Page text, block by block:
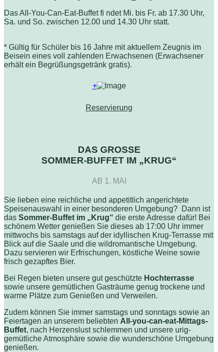
Das All-You-Can-Eat-Buffet fi ndet Mi. bis Fr. ab 17.30 Uhr,
Sa. und So. zwischen 12.00 und 14.30 Uhr statt.
* Gültig für Schüler bis 16 Jahre mit aktuellem Zeugnis im
Beisein eines voll zahlenden Erwachsenen (Erwachsener
erhält ein Begrüßungsgetränk gratis).
+
Reservierung
DAS GROSSE
SOMMER-BUFFET IM „KRUG“
AB 1. MAI
Sie lieben eine reichliche und appetitlich angerichtete
Speisenauswahl in einer besonderen Umgebung? Dann ist
das Sommer-Buffet im „Krug“ die erste Adresse dafür! Bei
schönem Wetter genießen Sie dieses ab 17:00 Uhr immer
mittwochs bis samstags auf der idyllischen Krug-Terrasse mit
Blick auf die Saale und die wildromantische Umgebung.
Dazu servieren wir Erfrischungen, köstliche Weine sowie
frisch gezapftes Bier.
Bei Regen bieten unsere gut geschützte Hochterrasse
sowie unsere gemütlichen Gasträume genug trockene und
warme Plätze zum Genießen und Verweilen.
Zudem können Sie immer samstags und sonntags sowie an
Feiertagen an unserem beliebten All-you-can-eat-Mittags-
Buffet, nach Herzenslust schlemmen und unsere urig-
gemütliche Atmosphäre sowie die wunderschöne Umgebung
genießen.